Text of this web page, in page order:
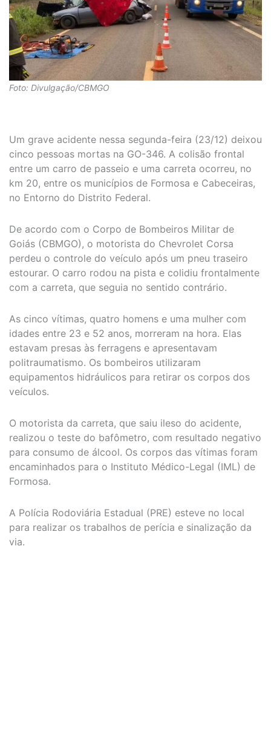
Foto: Divulgação/CBMGO
Um grave acidente nessa segunda-feira (23/12) deixou
cinco pessoas mortas na GO-346. A colisão frontal
entre um carro de passeio e uma carreta ocorreu, no
km 20, entre os municípios de Formosa e Cabeceiras,
no Entorno do Distrito Federal.
De acordo com o Corpo de Bombeiros Militar de
Goiás (CBMGO), o motorista do Chevrolet Corsa
perdeu o controle do veículo após um pneu traseiro
estourar. O carro rodou na pista e colidiu frontalmente
com a carreta, que seguia no sentido contrário.
As cinco vítimas, quatro homens e uma mulher com
idades entre 23 e 52 anos, morreram na hora. Elas
estavam presas às ferragens e apresentavam
politraumatismo. Os bombeiros utilizaram
equipamentos hidráulicos para retirar os corpos dos
veículos.
O motorista da carreta, que saiu ileso do acidente,
realizou o teste do bafômetro, com resultado negativo
para consumo de álcool. Os corpos das vítimas foram
encaminhados para o Instituto Médico-Legal (IML) de
Formosa.
A Polícia Rodoviária Estadual (PRE) esteve no local
para realizar os trabalhos de perícia e sinalização da
via.